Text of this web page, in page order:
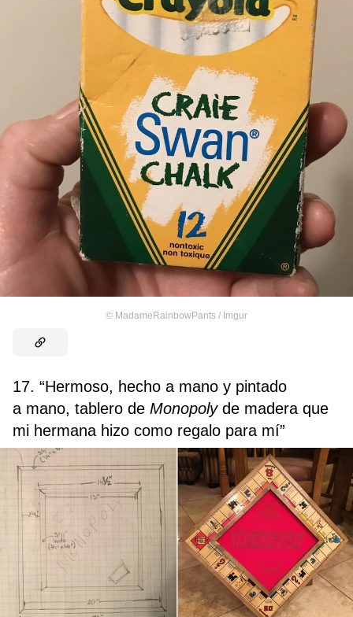
© MadameRainbowPants / Imgur
17. “Hermoso, hecho a mano y pintado
a mano, tablero de Monopoly de madera que
mi hermana hizo como regalo para mí”